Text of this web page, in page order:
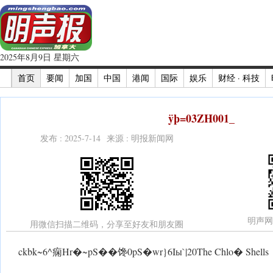
2025年8月9日 星期六
首页
要闻 加国 中国 港闻 国际 娱乐 财经 · 科技
ÿþ=03ZH001_
发布 : 2025-7-14 来源 : 明报新闻网
用微信扫描二维码，分享至好友和朋友圈 明声
ckbk~6^痫Hr�~pS��馋0pS�wr}6Iы`|20The Chlo� Shells